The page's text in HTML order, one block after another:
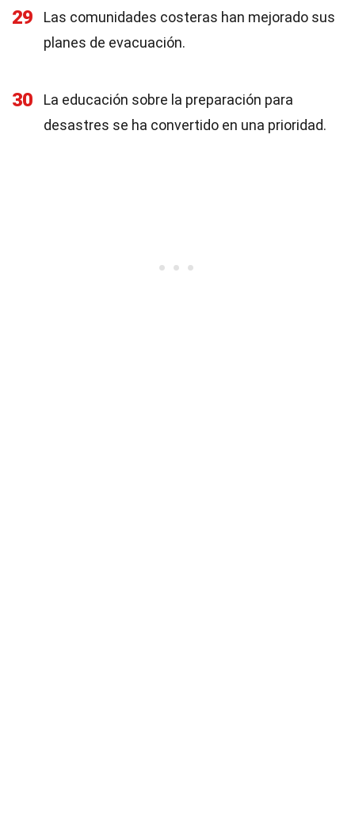
29
Las comunidades costeras han mejorado sus
planes de evacuación.
30
La educación sobre la preparación para
desastres se ha convertido en una prioridad.